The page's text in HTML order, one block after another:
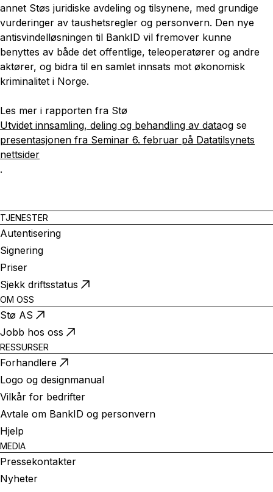
annet Støs juridiske avdeling og tilsynene, med grundige
vurderinger av taushetsregler og personvern. Den nye
antisvindelløsningen til BankID vil fremover kunne
benyttes av både det offentlige, teleoperatører og andre
aktører, og bidra til en samlet innsats mot økonomisk
kriminalitet i Norge.
Les mer i rapporten fra Stø
Utvidet innsamling, deling og behandling av dataog se
presentasjonen fra Seminar 6. februar på Datatilsynets
nettsider
.
TJENESTER
Autentisering
Signering
Priser
Sjekk driftsstatus
OM OSS
Stø AS
Jobb hos oss
RESSURSER
Forhandlere
Logo og designmanual
Vilkår for bedrifter
Avtale om BankID og personvern
Hjelp
MEDIA
Pressekontakter
Nyheter